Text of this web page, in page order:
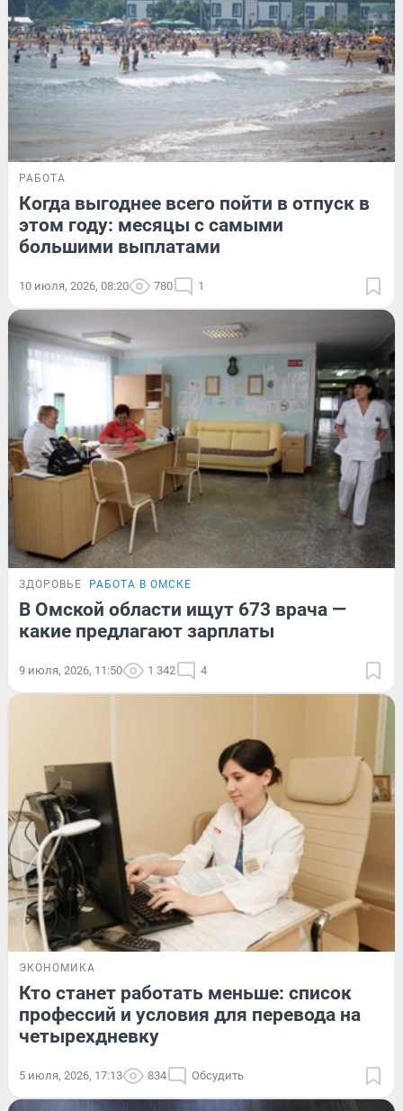
РАБОТА
Когда выгоднее всего пойти в отпуск в
этом году: месяцы с самыми
большими выплатами
10 июля, 2026, 08:20 780 1
ЗДОРОВЬЕ РАБОТА В ОМСКЕ
В Омской области ищут 673 врача —
какие предлагают зарплаты
9 июля, 2026, 11:50 1 342 4
ЭКОНОМИКА
Кто станет работать меньше: список
профессий и условия для перевода на
четырехдневку
5 июля, 2026, 17:13 834 Обсудить